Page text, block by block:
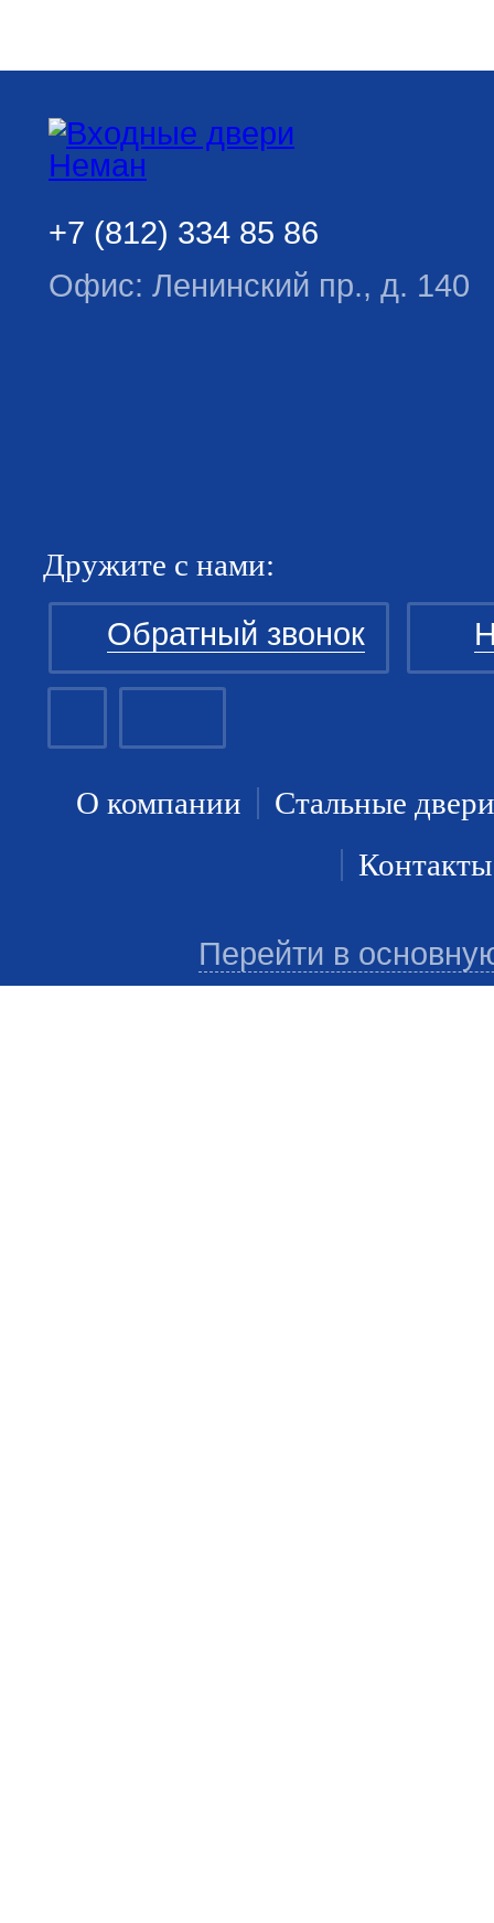
+7 (812) 334 85 86
Офис: Ленинский пр., д. 140
Дружите с нами:
О компании
Стальные двери
Контакты
Обратный звонок
Перейти в